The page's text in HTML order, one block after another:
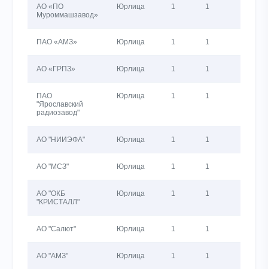
АО «ПО
Муроммашзавод»
Юрлица 1 1
ПАО «АМЗ» Юрлица 1 1
АО «ГРПЗ» Юрлица 1 1
ПАО
"Ярославский
радиозавод"
Юрлица 1 1
АО "НИИЭФА" Юрлица 1 1
АО "МСЗ" Юрлица 1 1
АО "ОКБ
"КРИСТАЛЛ"
Юрлица 1 1
АО "Салют" Юрлица 1 1
АО "АМЗ" Юрлица 1 1